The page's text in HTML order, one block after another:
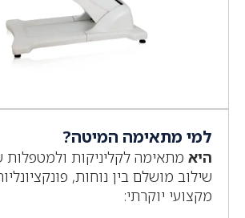
למי מתאימה המיטה?
היא מתאימה לקליניקות
שילוב מושלם בין נוחות,
מקצועי יוקרתי: